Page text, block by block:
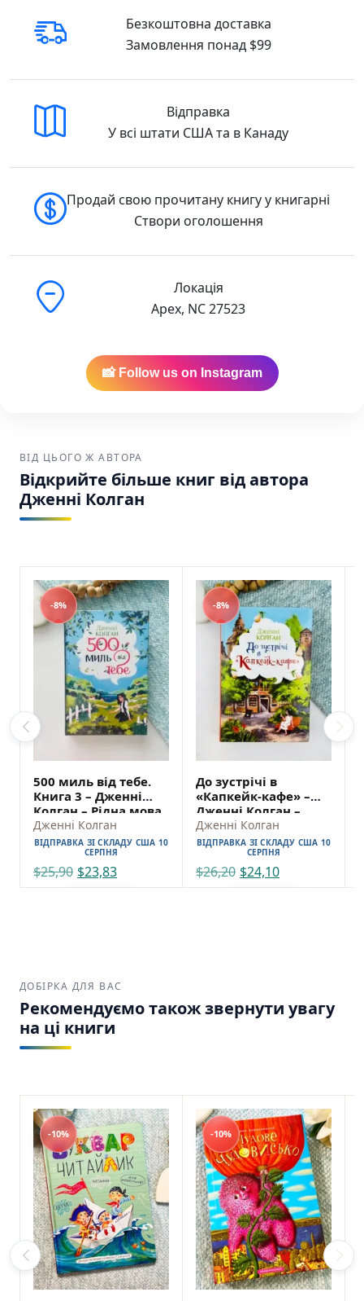
сином працювати нянею до маєтку
«Буковий гай», де вона ще й підмінить у
Сповнена тонкого англійського гумору нова
оповідь ще драматичніша і насиченіша
подіями. Це справжня феєрія любові й
Для кого ця книга
книги і які шукають українське видання для
змістовного читання.
Найкраща ціна:
Ми забезпечуємо
найнижчу вартість на українські книги в
надійно упаковане та відправлене через
USPS, UPS або FedEx по США та Канаді.
Книгаренька щастя на березі Дженні Колган
Безкоштовна доставка
Замовлення понад $99
Відправка
У всі штати США та в Канаду
Продай свою прочитану книгу у книгарні
Створи оголошення
Локація
Apex, NC 27523
📸 Follow us on Instagram
ВІД ЦЬОГО Ж АВТОРА
Відкрийте більше книг від автора
Дженні Колган
-8%
500 миль від тебе.
Книга 3 – Дженні
Колган – Рідна мова
Дженні Колган
ВІДПРАВКА ЗІ СКЛАДУ США 10
СЕРПНЯ
$25,90 $23,83
-8%
До зустрічі в
«Капкейк-кафе» –
Дженні Колган –
Рідна мова
Дженні Колган
ВІДПРАВКА ЗІ СКЛАДУ США 10
СЕРПНЯ
$26,20 $24,10
ДОБІРКА ДЛЯ ВАС
Рекомендуємо також звернути увагу
на ці книги
-10% -10%